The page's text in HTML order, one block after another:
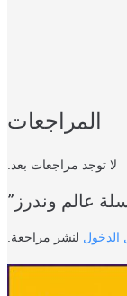
المراجعات
توجد مراجعات بعد.
وندرز”
لنشر مراجعة.